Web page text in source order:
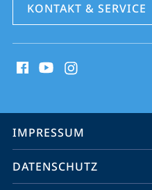
KONTAKT & SERVICE
Media
Service-
Navigation
IMPRESSUM
DATENSCHUTZ